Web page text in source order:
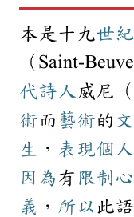
本是十九世紀
（Saint-
代詩人 威尼
術 而 藝術的
生
， 表現個人
因為有 限制
義 ， 所以 此